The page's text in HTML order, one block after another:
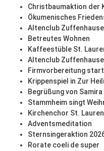
Christbaumaktion der
Ökumenisches
Altenclub
Betreutes Wohnen
Kaffeestüble St.
Altenclub
Firmvorbereitung
Krippenspiel in Zur
Begrüßung von
Stammheim singt
Kirchenchor St.
Adventsmeditation
Sternsingeraktion
Rorate coeli de super